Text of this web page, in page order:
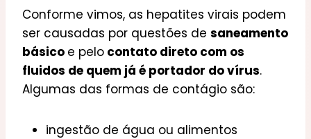
Conforme vimos, as hepatites virais podem
ser causadas por questões de saneamento
básico e pelo contato direto com os
fluidos de quem já é portador do vírus.
Algumas das formas de contágio são:
ingestão de água ou alimentos